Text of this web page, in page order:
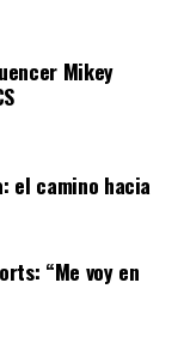
adquirido
actuar
que vulneran los
en
es limitado
Mikey
el camino hacia
“Me voy en